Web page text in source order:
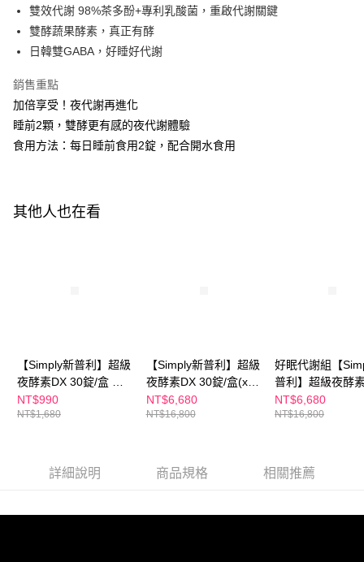
全盈+PAY
AFTEE先享後付
【關於「AFTEE先享後付」】
AFTEE先享後付是「在收到商品之後才付款」的支付方式。 讓您購物簡單
１．簡單：不需註冊會員、不需綁卡、不需儲值。
２．便利：只要手機號碼，簡訊認證，即可結帳。
１．於結帳方式選擇「AFTEE先享後付」後，將跳轉至「AFTEE先享後付」
結帳頁面，進行簡訊認證並確認金額後，即可完成結帳。
【注意事項】
１．透過由恩沛科技股份有限公司提供之「AFTEE先享後付」服務完成之交
易，需依本服務之必要範圍內提供個人資料，並將交易相關給付款項請求債
權轉讓予恩沛科技股份有限公司。
３．未成年的使用者請事先徵得法定代理人或監護人之同意方可使用
「AFTEE先享後付」，若未經同意申辦者引起之損失，本公司不負相關責
ATM付款
運送方式
付款後全家取貨
7-11付款取貨
每筆NT$100，滿NT$600(含以上)免運費
雙效代謝 98%茶多酚+專利乳酸菌，重啟代謝關鍵
雙酵蔬果酵素，真正有酵
日韓雙GABA，好睡好代謝
銷售重點
加倍享受！夜代謝再進化
睡前2顆，雙酵更有感的夜代謝體驗
食用方法：每日睡前食用2錠，配合開水食用
其他人也在看
【Simply新普利】超級
夜酵素DX 30錠/盒 木
村拓哉 代言(日韓雙
GABA 好睡好代謝)
NT$990
NT$1,680
【Simply新普利】超級
夜酵素DX 30錠/盒(x10
盒) 木村拓哉代言(日韓
雙GABA 好睡好代謝)
NT$6,680
NT$16,800
好眠代謝組【
普利】超級夜酵
100錠/盒x3盒 木
哉 代言(日韓雙
NT$6,680
NT$16,800
詳細說明 商品規格 相關推薦